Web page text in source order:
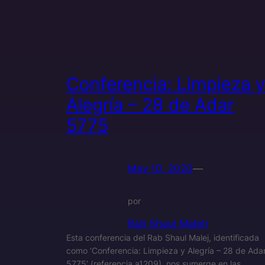
Conferencia: Limpieza y
Alegría – 28 de Adar
5775
May 10, 2020—
por
Rab Shaul Maleh
Esta conferencia del Rab Shaul Malej, identificada
como ‘Conferencia: Limpieza y Alegría – 28 de